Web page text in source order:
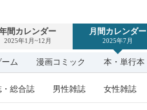
カ
レ
ン
ダ
ー
間カレンダー
2025年1月~12月
月間カレンダー
2025年7月
ーム 漫画コミック 本・単行本
総合誌 男性雑誌 女性雑誌